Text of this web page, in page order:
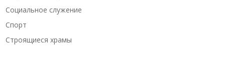
Социальное служение
Спорт
Строящиеся храмы